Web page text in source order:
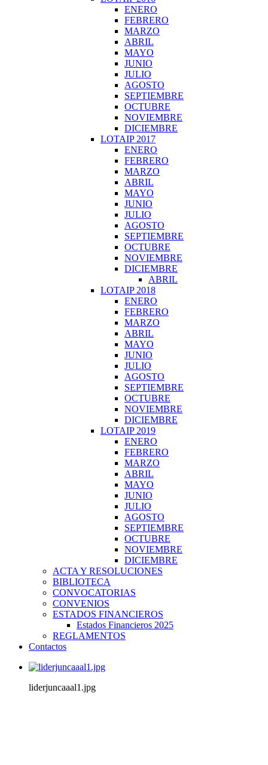
ENERO
FEBRERO
MARZO
ABRIL
MAYO
JUNIO
JULIO
AGOSTO
SEPTIEMBRE
OCTUBRE
NOVIEMBRE
DICIEMBRE
LOTAIP 2017
ENERO
FEBRERO
MARZO
ABRIL
MAYO
JUNIO
JULIO
AGOSTO
SEPTIEMBRE
OCTUBRE
NOVIEMBRE
DICIEMBRE
ABRIL
LOTAIP 2018
ENERO
FEBRERO
MARZO
ABRIL
MAYO
JUNIO
JULIO
AGOSTO
SEPTIEMBRE
OCTUBRE
NOVIEMBRE
DICIEMBRE
LOTAIP 2019
ENERO
FEBRERO
MARZO
ABRIL
MAYO
JUNIO
JULIO
AGOSTO
SEPTIEMBRE
OCTUBRE
NOVIEMBRE
DICIEMBRE
ACTA Y RESOLUCIONES
BIBLIOTECA
CONVOCATORIAS
CONVENIOS
ESTADOS FINANCIEROS
Estados Financieros 2025
REGLAMENTOS
Contactos
liderjuncaaal1.jpg